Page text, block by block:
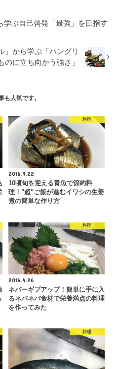
学ぶ自己啓発「最強」を目指す
」から学ぶ「ハングリ
のに立ち向かう強さ」
も人気です。
料理
2016.9.22
10頃旬を迎える青魚で節約料
理！"超"ご飯が進むイワシの生姜
煮の簡単な作り方
料理
2016.4.26
ネバーギブアップ！簡単に手に入
るネバネバ食材で栄養満点の料理
を作ってみた
料理